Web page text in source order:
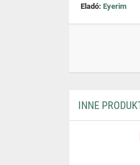
Eladó: Eyerim
INNE